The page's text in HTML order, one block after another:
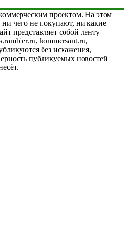
проектом. На этом
ни чего не покупают, ни какие
представляет собой ленту
kommersant.ru,
без искажения,
публикуемых новостей